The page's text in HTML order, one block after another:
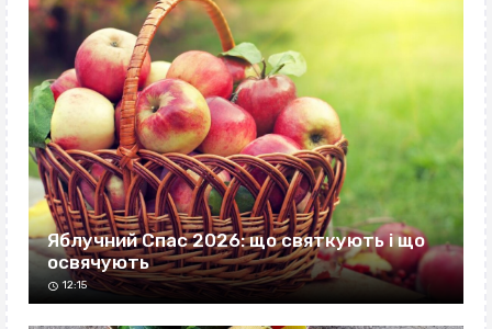
Яблучний Спас 2026: що святкують і що
освячують
12:15